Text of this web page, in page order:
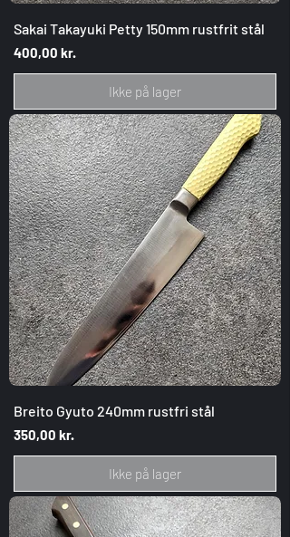
Sakai Takayuki Petty 150mm rustfrit stål
Pris
400,00 kr.
Ikke på lager
Breito Gyuto 240mm rustfri stål
Pris
350,00 kr.
Ikke på lager